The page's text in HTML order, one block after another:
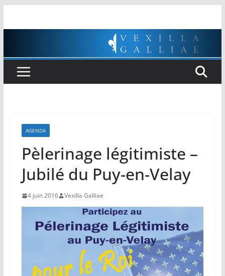
AGENDA
Pèlerinage légitimiste –
Jubilé du Puy-en-Velay
4 juin 2016 Vexilla Galliae